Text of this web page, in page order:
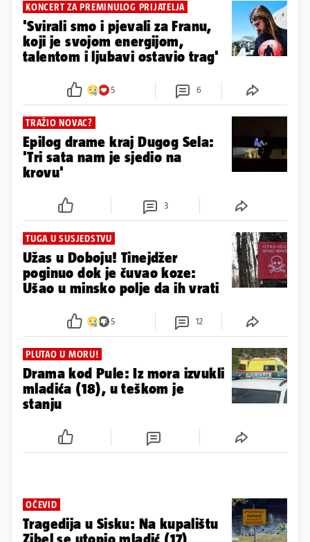
KONCERT ZA PREMINULOG PRIJATELJA
'Svirali smo i pjevali za Franu,
koji je svojom energijom,
talentom i ljubavi ostavio trag'
5 6
TRAŽIO NOVAC?
Epilog drame kraj Dugog Sela:
'Tri sata nam je sjedio na
krovu'
3
TUGA U SUSJEDSTVU
Užas u Doboju! Tinejdžer
poginuo dok je čuvao koze:
Ušao u minsko polje da ih vrati
5 12
PLUTAO U MORU!
Drama kod Pule: Iz mora izvukli
mladića (18), u teškom je
stanju
OČEVID
Tragedija u Sisku: Na kupalištu